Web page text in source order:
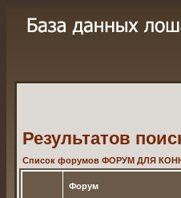
Результатов
Список форумов ФОРУМ ДЛЯ
Форум